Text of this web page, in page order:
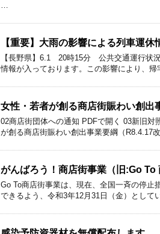
…
【重要】大雨の影響による列車運
【長野県】6.1 20時15分 公共交通運行状
情報が入っております。この影響により、
女性・若者が創る商店街賑わい創出
02商店街団体への通知 PDFで開く 03新旧
が創る商店街賑わい創出事業要綱（R8.4.17
がんばろう！商店街事業（旧:Go
Go To商店街事業は、現在、全国一斉の停
できるよう、令和3年12月31日（金）とし